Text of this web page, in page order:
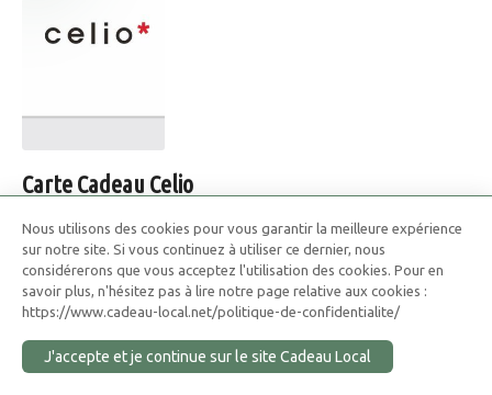
Carte Cadeau Celio
abordable.
Pour faire plaisir à un homme sans vous tromper de style ou
de taille
Nous utilisons des cookies pour vous garantir la meilleure expérience
sur notre site. Si vous continuez à utiliser ce dernier, nous
considérerons que vous acceptez l'utilisation des cookies. Pour en
savoir plus, n'hésitez pas à lire notre page relative aux cookies :
https://www.cadeau-local.net/politique-de-confidentialite/
J'accepte et je continue sur le site Cadeau Local